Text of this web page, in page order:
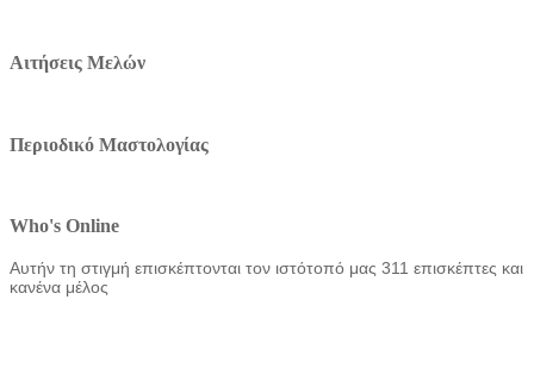
Αιτήσεις Μελών
Περιοδικό Μαστολογίας
Who's Online
Αυτήν τη στιγμή επισκέπτονται τον ιστότοπό μας 311 επισκέπτες και
κανένα μέλος